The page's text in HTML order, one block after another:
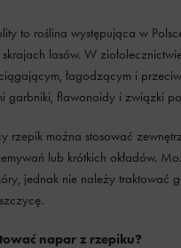
to roślina występująca w
lasów. W
łagodzącym i
garbniki, flawonoidy i związki
rzepik można stosować
lub krótkich okładów.
jednak nie należy traktować
napar z rzepiku?